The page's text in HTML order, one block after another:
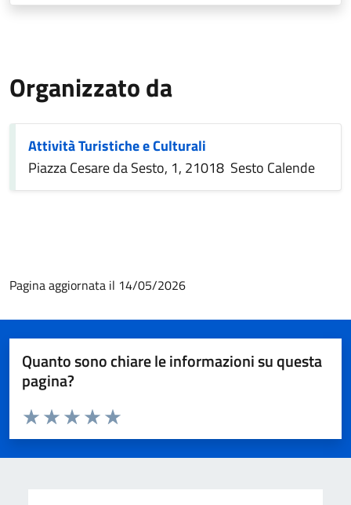
Organizzato da
Attività Turistiche e Culturali
Piazza Cesare da Sesto, 1, 21018 Sesto Calende
Pagina aggiornata il 14/05/2026
Quanto sono chiare le informazioni su questa
pagina?
Valuta da 1 a 5 stelle la pagina
Valuta 5 stelle su 5
Valuta 4 stelle su 5
Valuta 3 stelle su 5
Valuta 2 stelle su 5
Valuta 1 stelle su 5